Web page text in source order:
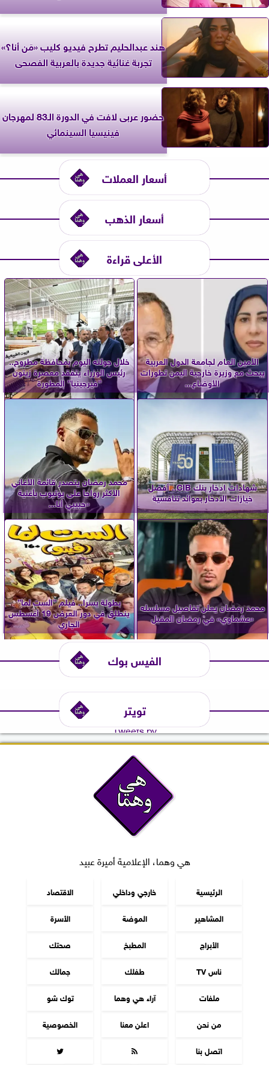
هند عبدالحليم تطرح فيديو كليب «مَن أنا؟»
تجربة غنائية جديدة بالعربية الفصحى
حضور عربى لافت في الدورة الـ83 لمهرجان
فينيسيا السينمائي
أسعار العملات
أسعار الذهب
الأعلى قراءة
الأمين العام لجامعة الدول العربية
يبحث مع وزيرة خارجية اليمن تطورات
الأوضاع...
خلال جولته اليوم بمحافظة مطروح..
رئيس الوزراء يتفقد معصرة زيتون
”فيرجينيا” المطورة
شهادات ادخار بنك CIB.. أفضل
خيارات الادخار بعوائد تنافسية
محمد رمضان يتصدر قائمة الأغاني
الأكثر رواجا على يوتيوب بأغنية
«حبيبي أنا...
محمد رمضان يعلن تفاصيل مسلسله
«عشماوي» في رمضان المقبل
بطولة يسرا.. فيلم ”الست لما”
ينطلق في دور العرض 19 أغسطس
الجاري
الفيس بوك
تويتر
Tweets by
هي وهما، الإعلامية أميرة عبيد
الرئيسية خارجي وداخلي
الاقتصاد
المشاهير
الموضة
الأسرة
الأبراج
المطبخ
صحتك
ناس TV
طفلك
جمالك
ملفات
آراء هي وهما
توك شو
من نحن
اعلن معنا
الخصوصية
اتصل بنا

